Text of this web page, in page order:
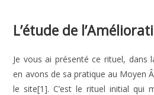
L’étude de
Je vous ai présenté ce rituel, dans
en avons de sa pratique au Moyen
le site[1]. C’est le rituel initial qui